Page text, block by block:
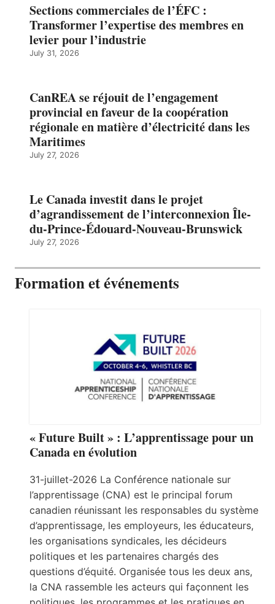
Sections commerciales de l’ÉFC :
Transformer l’expertise des membres en
levier pour l’industrie
July 31, 2026
CanREA se réjouit de l’engagement
provincial en faveur de la coopération
régionale en matière d’électricité dans les
Maritimes
July 27, 2026
Le Canada investit dans le projet
d’agrandissement de l’interconnexion Île-
du-Prince-Édouard-Nouveau-Brunswick
July 27, 2026
Formation et événements
« Future Built » : L’apprentissage pour un
Canada en évolution
31-juillet-2026 La Conférence nationale sur
l’apprentissage (CNA) est le principal forum
canadien réunissant les responsables du système
d’apprentissage, les employeurs, les éducateurs,
les organisations syndicales, les décideurs
politiques et les partenaires chargés des
questions d’équité. Organisée tous les deux ans,
la CNA rassemble les acteurs qui façonnent les